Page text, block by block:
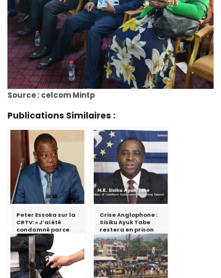
Source : celcom Mintp
Publications Similaires :
Peter Essoka sur la
CRTV: « J’ai été
condamné parce
que j’ai essayé de
critiquer le fait qu’il
ne faut pas utiliser
le discours de haine
»
Crise Anglophone :
Sisiku Ayuk Tabe
restera en prison